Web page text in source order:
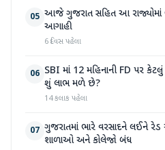
05 આજે ગુજરાત સહિત આ રાજ્યોમાં
આગાહી
6 દિવસ પહેલા
06 SBI માં 12 મહિનાની FD પર
શું લાભ મળે છે?
14 કલાક પહેલા
07 ગુજરાતમાં ભારે વરસાદને લઈને
શાળાઓ અને કોલેજો બંધ